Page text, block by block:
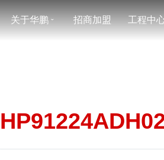
关于华鹏 ˇ 招商加盟 工程中